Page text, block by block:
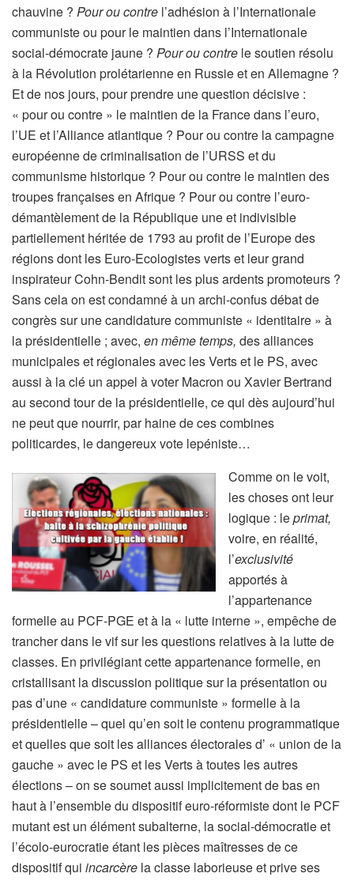
chauvine ? Pour ou contre l’adhésion à l’Internationale
communiste ou pour le maintien dans l’Internationale
social-démocrate jaune ? Pour ou contre le soutien résolu
à la Révolution prolétarienne en Russie et en Allemagne ?
Et de nos jours, pour prendre une question décisive :
« pour ou contre » le maintien de la France dans l’euro,
l’UE et l’Alliance atlantique ? Pour ou contre la campagne
européenne de criminalisation de l’URSS et du
communisme historique ? Pour ou contre le maintien des
troupes françaises en Afrique ? Pour ou contre l’euro-
démantèlement de la République une et indivisible
partiellement héritée de 1793 au profit de l’Europe des
régions dont les Euro-Ecologistes verts et leur grand
inspirateur Cohn-Bendit sont les plus ardents promoteurs ?
Sans cela on est condamné à un archi-confus débat de
congrès sur une candidature communiste « identitaire » à
la présidentielle ; avec, en même temps, des alliances
municipales et régionales avec les Verts et le PS, avec
aussi à la clé un appel à voter Macron ou Xavier Bertrand
au second tour de la présidentielle, ce qui dès aujourd’hui
ne peut que nourrir, par haine de ces combines
politicardes, le dangereux vote lepéniste…
Comme on le voit,
les choses ont leur
logique : leprimat,
voire, en réalité,
l’exclusivité
apportés à
l’appartenance
formelle au PCF-PGE et à la « lutte interne », empêche de
trancher dans le vif sur les questions relatives à la lutte de
classes. En privilégiant cette appartenance formelle, en
cristallisant la discussion politique sur la présentation ou
pas d’une « candidature communiste » formelle à la
présidentielle – quel qu’en soit le contenu programmatique
et quelles que soit les alliances électorales d’ « union de la
gauche » avec le PS et les Verts à toutes les autres
élections – on se soumet aussi implicitement de bas en
haut à l’ensemble du dispositif euro-réformiste dont le PCF
mutant est un élément subalterne, la social-démocratie et
l’écolo-eurocratie étant les pièces maîtresses de ce
dispositif qui incarcère la classe laborieuse et prive ses